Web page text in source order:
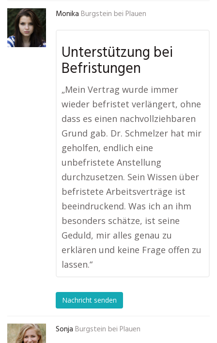
Monika Burgstein bei Plauen
Unterstützung bei
Befristungen
„Mein Vertrag wurde immer
wieder befristet verlängert, ohne
dass es einen nachvollziehbaren
Grund gab. Dr. Schmelzer hat mir
geholfen, endlich eine
unbefristete Anstellung
durchzusetzen. Sein Wissen über
befristete Arbeitsverträge ist
beeindruckend. Was ich an ihm
besonders schätze, ist seine
Geduld, mir alles genau zu
erklären und keine Frage offen zu
lassen.“
Nachricht senden
Sonja Burgstein bei Plauen